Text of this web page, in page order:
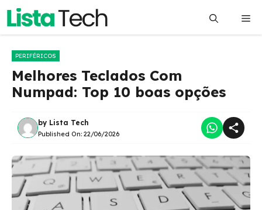
Pular
o
PERIFÉRICOS
Melhores Teclados Com
Numpad: Top 10 boas opções
by Lista Tech
Published On: 22/06/2026